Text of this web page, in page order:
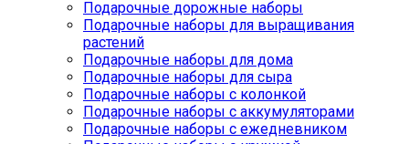
Подарочные дорожные наборы
Подарочные наборы для выращивания
растений
Подарочные наборы для дома
Подарочные наборы для сыра
Подарочные наборы с колонкой
Подарочные наборы с аккумуляторами
Подарочные наборы с ежедневником